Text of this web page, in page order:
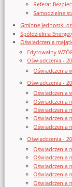
Referat
Samodzielne
Gminne jednostki
Spółdzielnia
Oświadczenia
Edytowalny
Oświadczenia -
Oświadczenia
Oświadczenia -
Oświadczenia
Oświadczenia
Oświadczenia
Oświadczenia
Oświadczenia
Oświadczenia -
Oświadczenia
Oświadczenia
Oświadczenia
Oświadczenia
Oświadczenia